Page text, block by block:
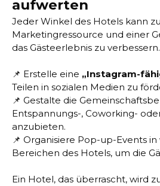
aufwerten
Jeder Winkel des Hotels kann
Marketingressource und einer
das Gästeerlebnis zu verbessern.
📌 Erstelle eine „Instagram-
Teilen in sozialen Medien zu
📌 Gestalte die
Entspannungs-, Coworking-
anzubieten.
📌 Organisiere Pop-up-Events
Bereichen des Hotels, um die
Ein Hotel, das überrascht, wird